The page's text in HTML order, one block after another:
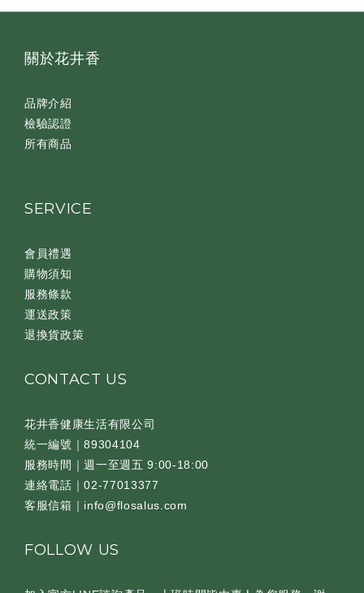
關於花井香
品牌介紹
檢驗認證
所有商品
SERVICE
會員禮遇
購物須知
服務條款
運送政策
退換貨政策
CONTACT US
花井香健康生活有限公司
統一編號｜89304104
服務時間｜週一至週五 9:00-18:00
連絡電話｜02-77013377
客服信箱｜info@flosalus.com
FOLLOW US